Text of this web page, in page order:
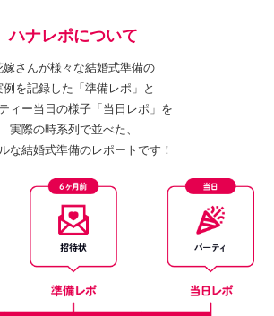
ハナレポについて
嫁さんが様々な結婚式準備の
例を記録した「準備レポ」と
ィー当日の様子「当日レポ」を
実際の時系列で並べた、
な結婚式準備のレポートです！